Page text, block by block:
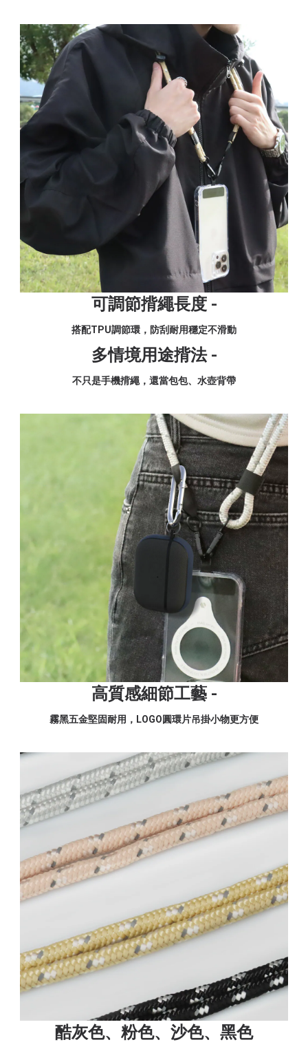
可調節揹繩長度 -
搭配TPU調節環，防刮耐用穩定不滑動
多情境用途揹法 -
不只是手機揹繩，還當包包、水壺背帶
高質感細節工藝 -
霧黑五金堅固耐用，LOGO圓環片吊掛小物更方便
酷灰色、粉色、沙色、黑色